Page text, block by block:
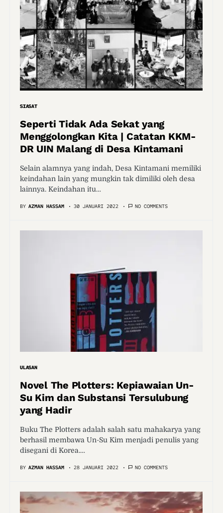
SIASAT
Seperti Tidak Ada Sekat yang
Menggolongkan Kita | Catatan KKM-
DR UIN Malang di Desa Kintamani
Selain alamnya yang indah, Desa Kintamani memiliki
keindahan lain yang mungkin tak dimiliki oleh desa
lainnya. Keindahan itu…
BY AZMAN HASSAM 30 JANUARI 2022 NO COMMENTS
ULASAN
Novel The Plotters: Kepiawaian Un-
Su Kim dan Substansi Tersulubung
yang Hadir
Buku The Plotters adalah salah satu mahakarya yang
berhasil membawa Un-Su Kim menjadi penulis yang
disegani di Korea.…
BY AZMAN HASSAM 28 JANUARI 2022 NO COMMENTS